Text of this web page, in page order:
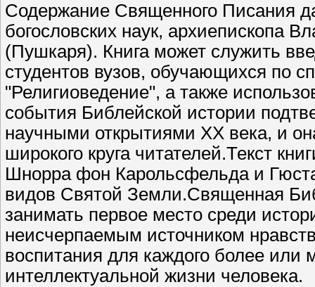
Содержание Священного Писания
богословских наук, архиепископа
(Пушкаря). Книга может служить
студентов вузов, обучающихся по
"Религиоведение", а также
события Библейской истории
научными открытиями ХХ века, и
широкого круга читателей.Текст
Шнорра фон Карольсфельда и
видов Святой Земли.Священная
занимать первое место среди
неисчерпаемым источником
воспитания для каждого более или
интеллектуальной жизни человека.